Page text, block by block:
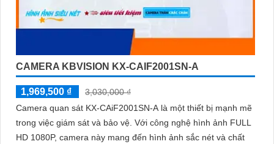
CAMERA KBVISION KX-CAIF2001SN-A
1,969,500 ₫
3,030,000 ₫
Camera quan sát KX-CAiF2001SN-A là một thiết bị mạnh mẽ
trong việc giám sát và bảo vệ. Với công nghệ hình ảnh FULL
HD 1080P, camera này mang đến hình ảnh sắc nét và chất